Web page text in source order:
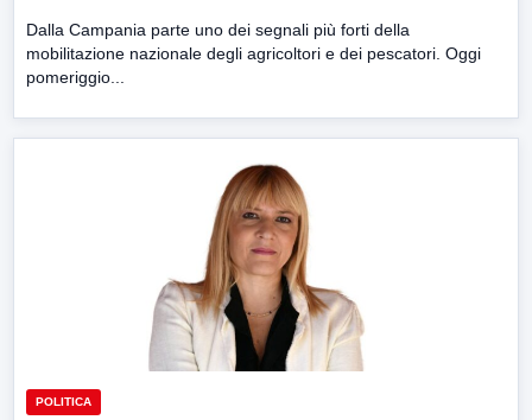
Dalla Campania parte uno dei segnali più forti della
mobilitazione nazionale degli agricoltori e dei pescatori. Oggi
pomeriggio...
POLITICA